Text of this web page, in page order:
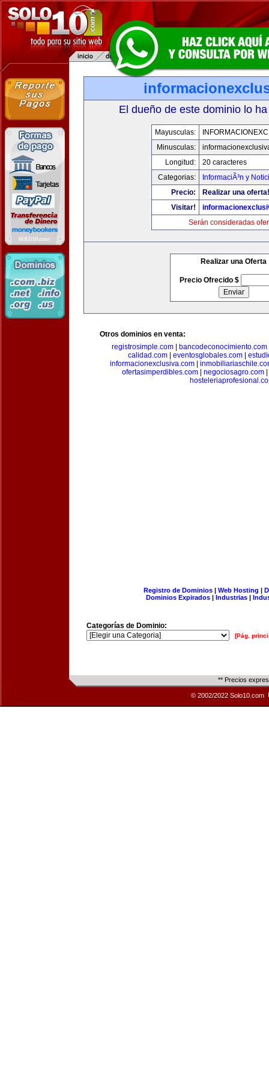
El dueño de este dominio lo
Mayusculas:
Minusculas:
Longitud:
20 caracteres
Categorias:
InformaciÃ³n y
Precio:
Realizar una oferta!
Visitar!
Serán consideradas
Realizar una Oferta
Precio Ofrecido $
Otros dominios en venta:
registrosimple.com
bancodeconocimiento.com
calidad.com
eventosglobales.com
informacionexclusiva.com|
ofertasimperdibles.com
negociosagro.com
Registro de Dominios| Web Hosting |
Dominios Expirados | Industrias |
Categorías de Dominio:
[Pág.
** Precios
© 2002/2022 Solo10.com